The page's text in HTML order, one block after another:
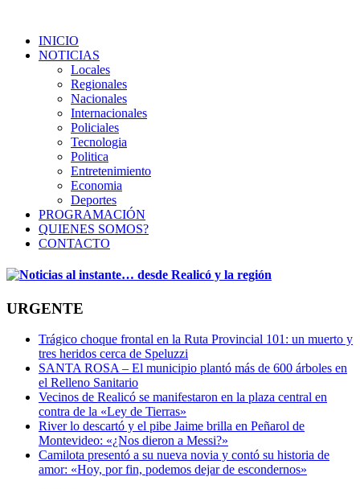
INICIO
NOTICIAS
Locales
Regionales
Nacionales
Internacionales
Policiales
Tecnologia
Politica
Entretenimiento
Economia
Deportes
PROGRAMACIÓN
QUIENES SOMOS?
CONTACTO
URGENTE
Trágico choque frontal en la Ruta Provincial 101: un muerto y
tres heridos cerca de Speluzzi
SANTA ROSA – El municipio plantó más de 600 árboles en
el Relleno Sanitario
Vecinos de Realicó se manifestaron en la plaza central en
contra de la «Ley de Tierras»
River lo descartó y el pibe Jaime brilla en Peñarol de
Montevideo: «¿Nos dieron a Messi?»
Camilota presentó a su nueva novia y contó su historia de
amor: «Hoy, por fin, podemos dejar de escondernos»